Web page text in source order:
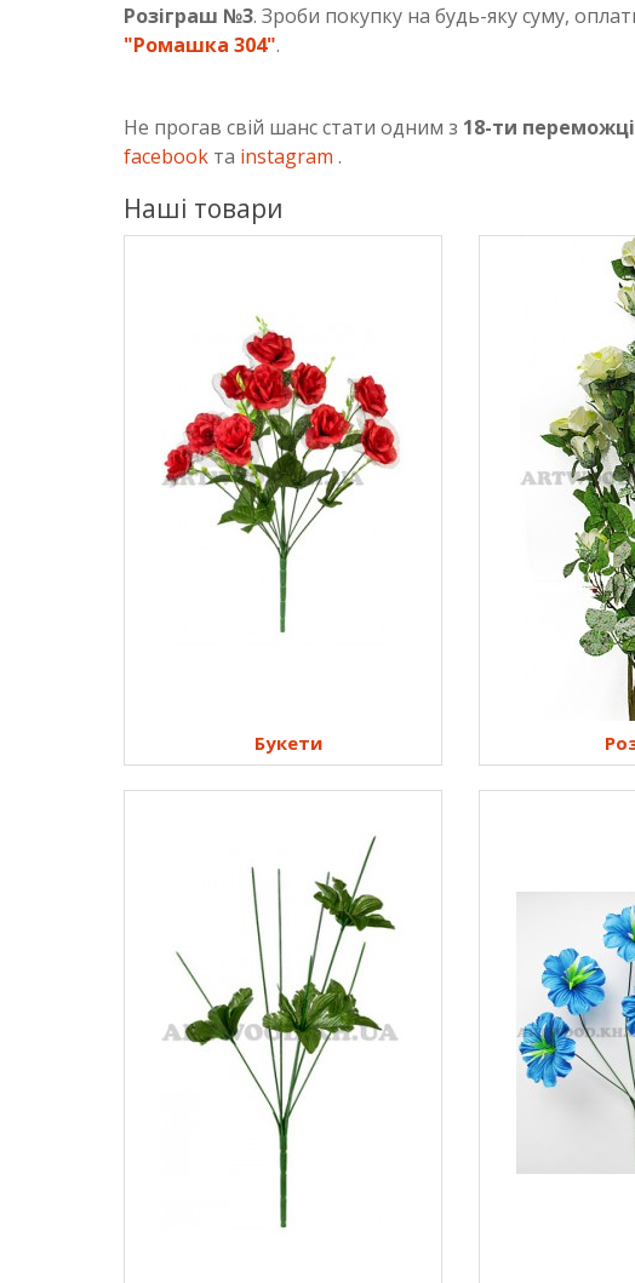
Розіграш №3. Зроби покупку на будь-яку суму,
"Ромашка 304".
Не прогав свій шанс стати одним з 18-ти
facebook та instagram .
Наші товари
Букети